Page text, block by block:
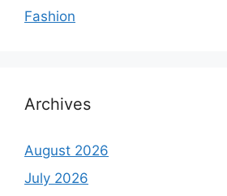
Fashion
Archives
August 2026
July 2026